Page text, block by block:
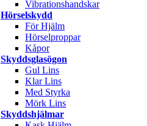
Vibrationshandskar
Hörselskydd
För Hjälm
Hörselproppar
Kåpor
Skyddsglasögon
Gul Lins
Klar Lins
Med Styrka
Mörk Lins
Skyddshjälmar